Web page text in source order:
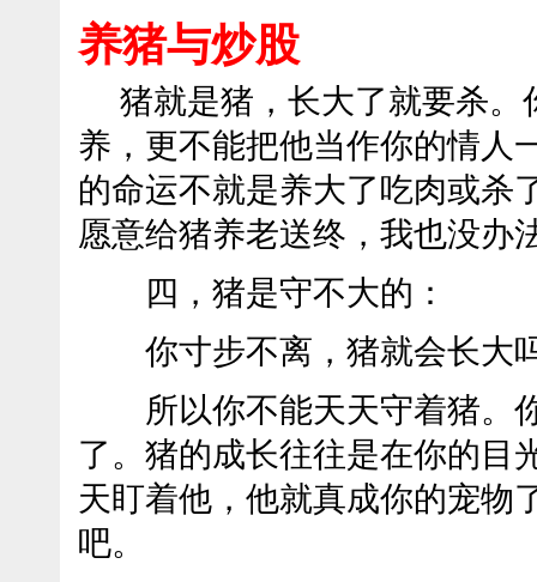
养猪与炒股
猪就是猪，长大了就要杀。
养，更不能把他当作你的情人
的命运不就是养大了吃肉或杀
愿意给猪养老送终，我也没办
四，猪是守不大的：
你寸步不离，猪就会长大
所以你不能天天守着猪。
了。猪的成长往往是在你的目
天盯着他，他就真成你的宠物
吧。